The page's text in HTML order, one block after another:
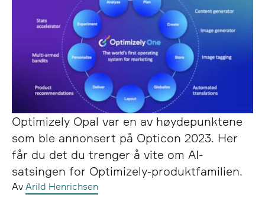
Optimizely Opal var en av høydepunktene
som ble annonsert på Opticon 2023. Her
får du det du trenger å vite om AI-
satsingen for Optimizely-produktfamilien.
Av Arild Henrichsen